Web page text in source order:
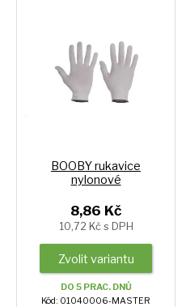
BOOBY rukavice
nylonové
8,86 Kč
10,72 Kč s DPH
Zvolit variantu
DO 5 PRAC. DNŮ
Kód: 01040006-MASTER